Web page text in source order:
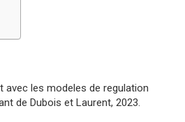
avec les modeles de regulation
de Dubois et Laurent, 2023.